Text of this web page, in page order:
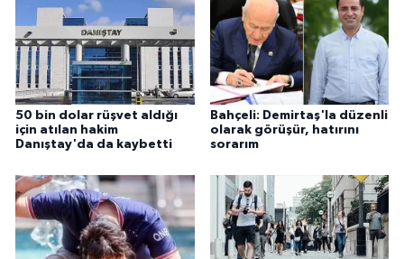
50 bin dolar rüşvet aldığı
için atılan hakim
Danıştay'da da kaybetti
Bahçeli: Demirtaş'la düzenli
olarak görüşür, hatırını
sorarım